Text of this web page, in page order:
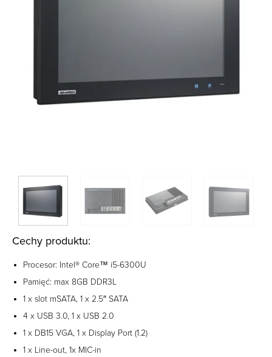
Cechy produktu:
Procesor: Intel® Core™ i5-6300U
Pamięć: max 8GB DDR3L
1 x slot mSATA, 1 x 2.5″ SATA
4 x USB 3.0, 1 x USB 2.0
1 x DB15 VGA, 1 x Display Port (1.2)
1 x Line-out, 1x MIC-in